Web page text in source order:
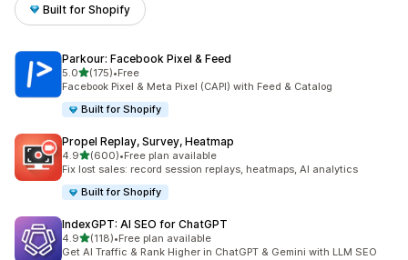
Built for Shopify
Parkour: Facebook Pixel & Feed
5.05つ星中
(175)
合計レビュー数：175件
•Free
Facebook Pixel & Meta Pixel (CAPI) with Feed & Catalog
Built for Shopify
Propel Replay, Survey, Heatmap
4.95つ星中
(600)
合計レビュー数：600件
•Free plan available
Fix lost sales: record session replays, heatmaps, AI analytics
Built for Shopify
IndexGPT: AI SEO for ChatGPT
4.95つ星中
(118)
合計レビュー数：118件
•Free plan available
Get AI Traffic & Rank Higher in ChatGPT & Gemini with LLM SEO